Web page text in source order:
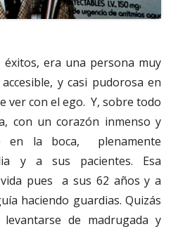
era una persona muy
y casi pudorosa en
ver con el ego. Y, sobre todo
con un corazón inmenso y
en la boca, plenamente
y a sus pacientes. Esa
pues a sus 62 años y a
haciendo guardias. Quizás
de madrugada y